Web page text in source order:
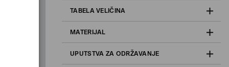
TABELA VELIČINA
MATERIJAL
UPUTSTVA ZA ODRŽAVANJE